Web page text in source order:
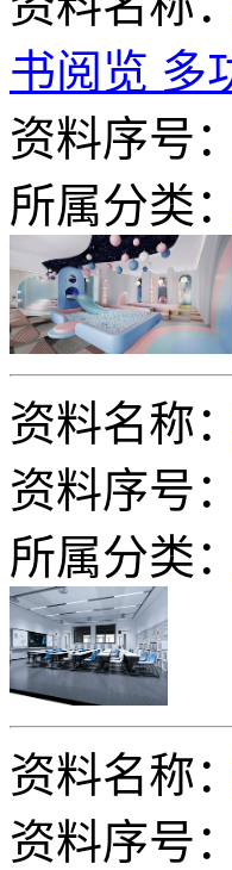
书阅览 多
资料序号：
所属分类：
资料名称：
资料序号：
所属分类：
资料名称：
资料序号：